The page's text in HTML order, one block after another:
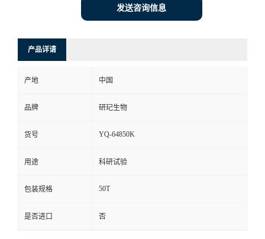
发送咨询信息
产品详请
产地 中国
品牌 研玘生物
货号 YQ-64850K
用途 科研试验
包装规格 50T
是否进口 否